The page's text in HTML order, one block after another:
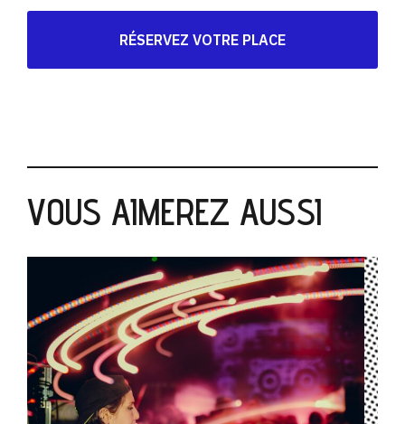
RÉSERVEZ VOTRE PLACE
VOUS AIMEREZ AUSSI